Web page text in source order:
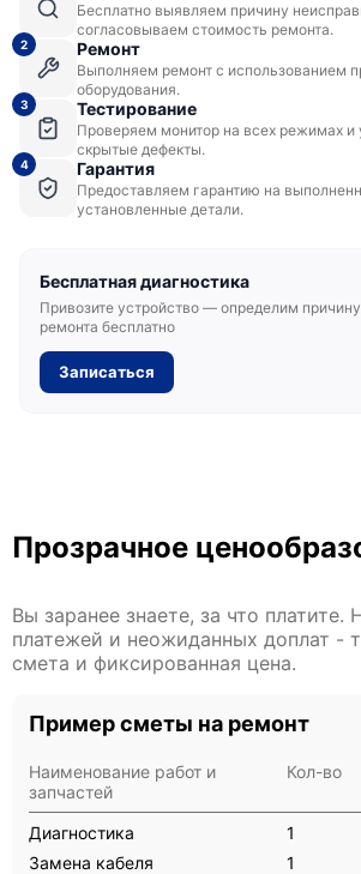
Бесплатно выявляем причину
согласовываем стоимость ремонта.
2 Ремонт
Выполняем ремонт с использованием
оборудования.
3 Тестирование
Проверяем монитор на всех режимах
скрытые дефекты.
4 Гарантия
Предоставляем гарантию на
установленные детали.
Бесплатная диагностика
Привозите устройство — определим
ремонта бесплатно
Записаться
Прозрачное
Вы заранее знаете, за что
платежей и неожиданных доплат -
смета и фиксированная цена.
Пример сметы на ремонт
Наименование работ и
запчастей
Кол-во
Диагностика 1
Замена кабеля
1